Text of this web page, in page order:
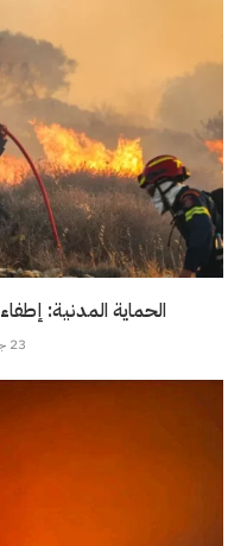
الحماية المدنية: إطفاء 296 حريقا خلال 24 ساعة
23 جويلية، 2026